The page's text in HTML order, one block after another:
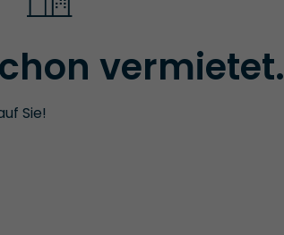
vermietet.
Sie!